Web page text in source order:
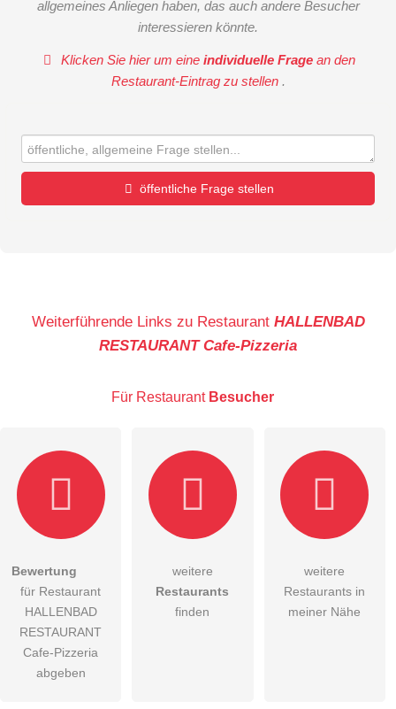
allgemeines Anliegen haben, das auch andere Besucher
interessieren könnte.
Klicken Sie hier um eineindividuelle Frage an den
Restaurant-Eintrag zu stellen .
öffentliche Frage stellen
Die Datenschutzerklärunghabe ich zur Kenntnis genommen.
öffentliche Frage stellen
Hinweis:Bitte beachten Sie, öffentliche Fragen sind
Weiterführende Links zu Restaurant HALLENBAD
RESTAURANT Cafe-Pizzeria
Für Restaurant Besucher
Bewertung
für Restaurant
HALLENBAD
RESTAURANT
Cafe-Pizzeria
abgeben
weitere
Restaurants
finden
weitere
Restaurants in
meiner Nähe